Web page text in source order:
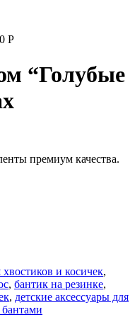
Р
“Голубые
премиум качества.
хвостиков и косичек,
, бантик на резинке,
, детские аксессуары для